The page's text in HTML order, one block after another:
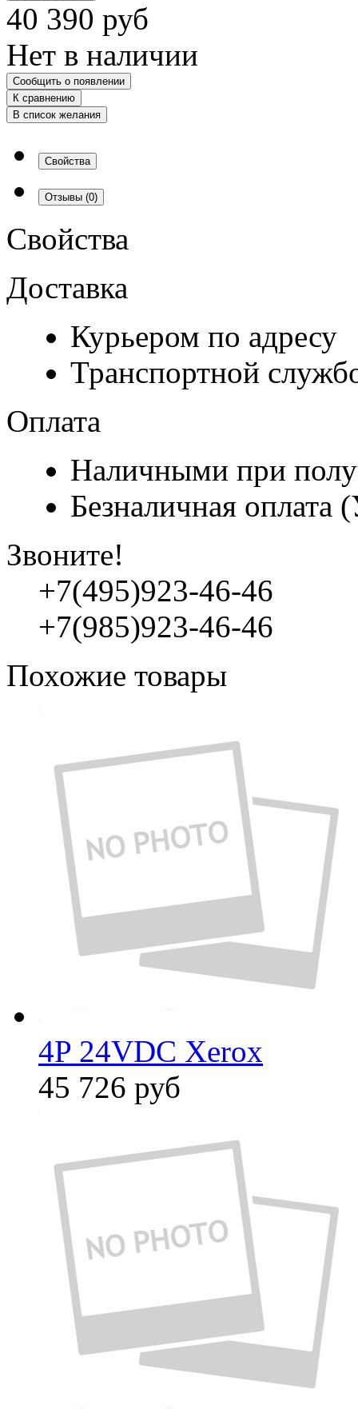
40 390 руб
Нет в наличии
Сообщить о появлении
К сравнению
В список желания
Свойства
Отзывы (0)
Свойства
Доставка
Курьером по адресу
Транспортной
Оплата
Наличными при
Безналичная
Звоните!
+7(495)923-46-46
+7(985)923-46-46
Похожие товары
4P 24VDC Xerox
45 726 руб